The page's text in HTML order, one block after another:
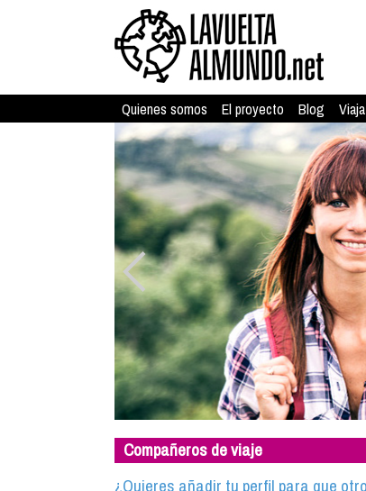
Quienes somos El proyecto Blog
Compañeros de viaje
¿Quieres añadir tu perfil para que